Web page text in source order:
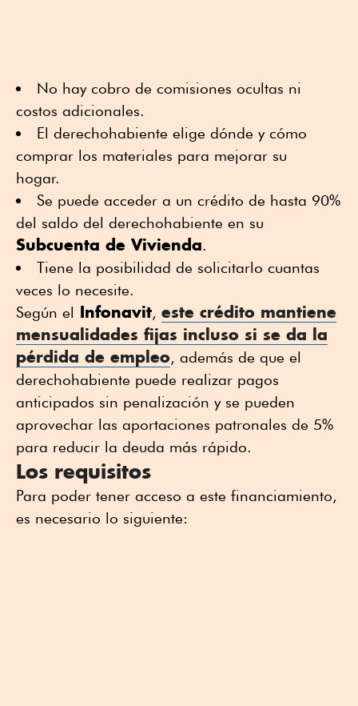
No hay cobro de comisiones ocultas ni
costos adicionales.
El derechohabiente elige dónde y cómo
comprar los materiales para mejorar su
hogar.
Se puede acceder a un crédito de hasta 90%
del saldo del derechohabiente en su
Subcuenta de Vivienda.
Tiene la posibilidad de solicitarlo cuantas
veces lo necesite.
Según el Infonavit, este crédito mantiene
mensualidades fijas incluso si se da la
pérdida de empleo, además de que el
derechohabiente puede realizar pagos
anticipados sin penalización y se pueden
aprovechar las aportaciones patronales de 5%
para reducir la deuda más rápido.
Los requisitos
Para poder tener acceso a este financiamiento,
es necesario lo siguiente: